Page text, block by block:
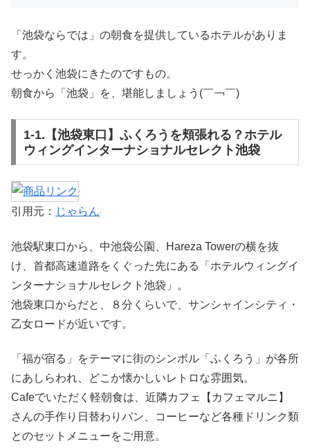
「池袋ならでは」の朝食を提供しているホテルがありま
す。
せっかく池袋にきたのですもの。
朝食から「池袋」を、堪能しましょう(￣￢￣)
1-1.【池袋東口】ふくろうを頬張れる？ホテル
ウィングインターナショナルセレクト池袋
引用元： じゃらん
池袋駅東口から、中池袋公園、Hareza Towerの横を抜
け、首都高速道路をくぐった先にある「ホテルウィングイ
ンターナショナルセレクト池袋」。
池袋東口からだと、８分くらいで、サンシャインシティ・
乙女ロードが近いです。
「福が宿る」をテーマに街のシンボル「ふくろう」が各所
にあしらわれ、どこか懐かしいレトロな雰囲気。
Cafeでいただく軽朝食は、近隣カフェ【カフェマルニ】
さんの手作り日替わりパン、コーヒーなど各種ドリンク類
とのセットメニューをご用意。